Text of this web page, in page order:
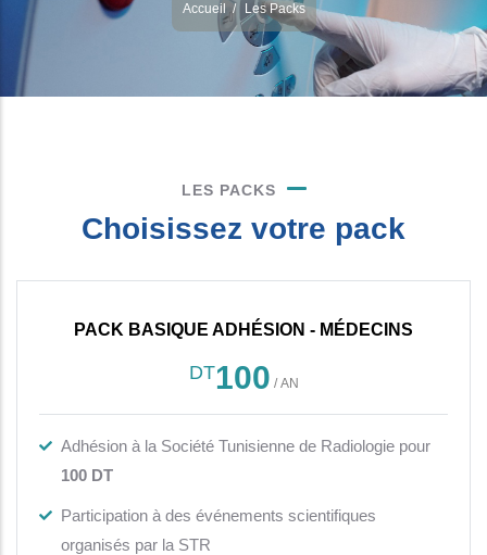
Accueil / Les Packs
LES PACKS
Choisissez votre pack
PACK BASIQUE ADHÉSION - MÉDECINS
DT100 /AN
Adhésion à la Société Tunisienne de Radiologie pour
100 DT
Participation à des événements scientifiques
organisés par la STR